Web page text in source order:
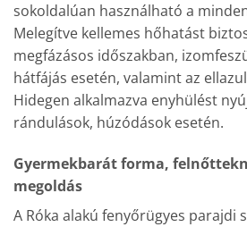
sokoldalúan használható a
Melegítve kellemes hőhatást
megfázásos időszakban,
hátfájás esetén, valamint az
Hidegen alkalmazva enyhülést
rándulások, húzódások esetén.
Gyermekbarát forma,
megoldás
A Róka alakú fenyőrügyes parajdi